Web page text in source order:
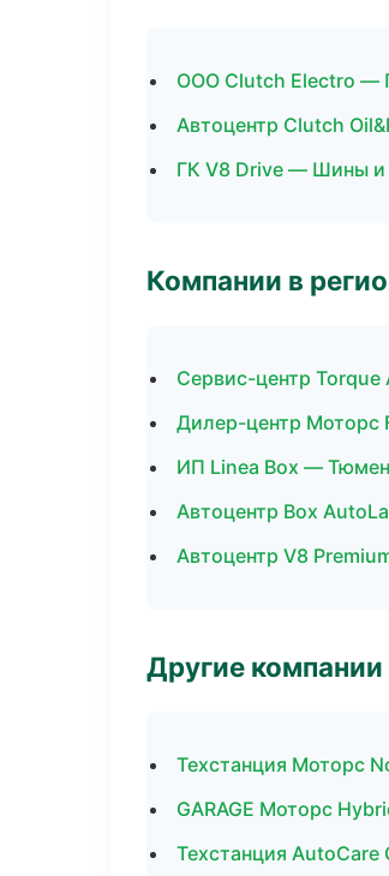
ООО Clutch Electro —
Автоцентр Clutch
ГК V8 Drive — Шины и
Компании в
Сервис-центр
Дилер-центр Моторс
ИП Linea Box —
Автоцентр Box
Автоцентр V8
Другие компании
Техстанция Моторс
GARAGE Моторс
Техстанция